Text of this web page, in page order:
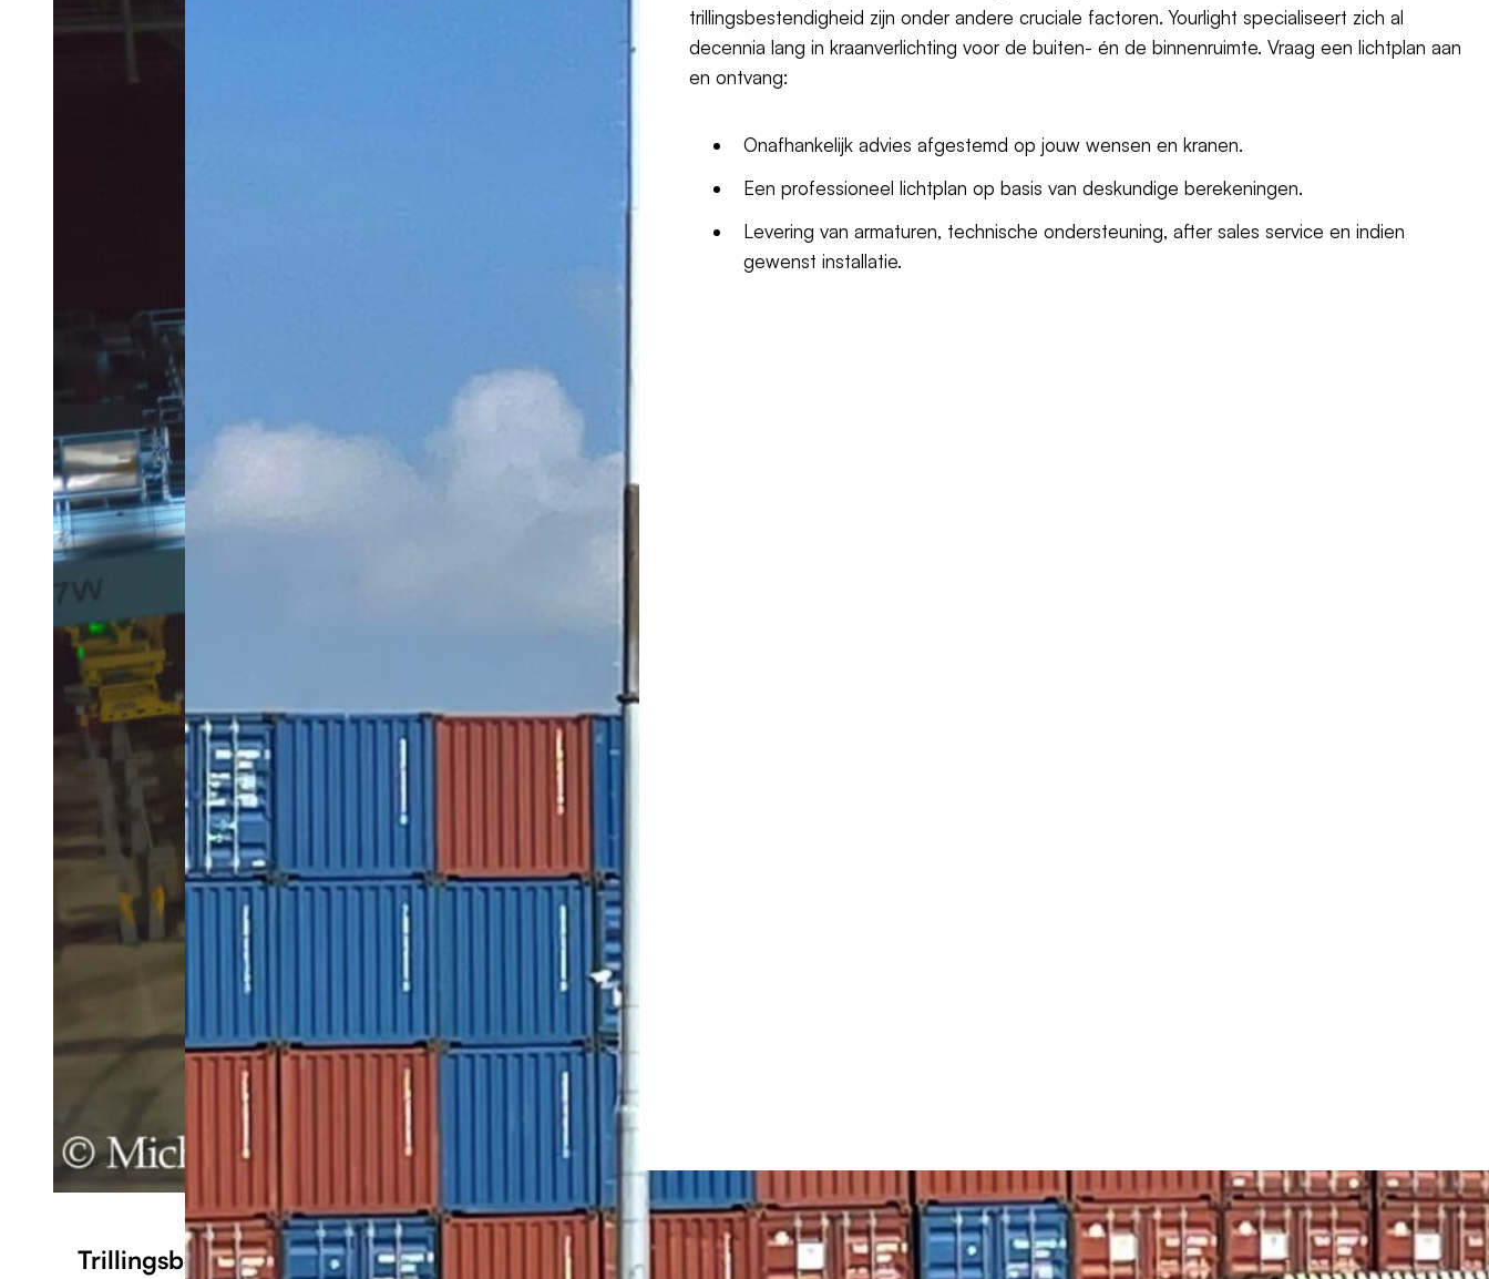
trillingsbestendigheid zijn onder andere cruciale factoren. Yourlight specialiseert zich al
decennia lang in kraanverlichting voor de buiten- én de binnenruimte. Vraag een lichtplan aan
en ontvang:
Onafhankelijk advies afgestemd op jouw wensen en kranen.
Een professioneel lichtplan op basis van deskundige berekeningen.
Levering van armaturen, technische ondersteuning, after sales service en indien
gewenst installatie.
Trillingsbestendig Weerbestendig Meer dan 20 jaar ervaring